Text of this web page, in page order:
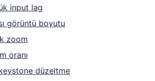
input lag
görüntü boyutu
zoom
oranı
düzeltme